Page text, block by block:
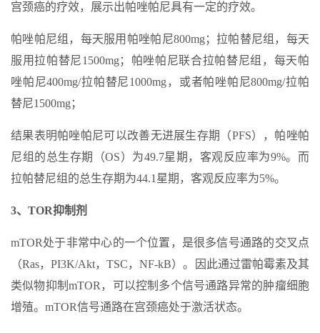
宫颈癌的疗效，展示出帕唑帕尼具有一定的疗效。
帕唑帕尼组，每天服用帕唑帕尼800mg；拉帕替尼组，每天
服用拉帕替尼1500mg；帕唑帕尼联合拉帕替尼组，每天帕
唑帕尼400mg/拉帕替尼1000mg，或者帕唑帕尼800mg/拉帕
替尼1500mg；
结果表明帕唑帕尼可以改善无进展生存期（PFS），帕唑帕
尼组的总生存期（OS）为49.7星期，客观反应率为9%。而
拉帕替尼组的总生存期为44.1星期，客观反应率为5%。
3、TOR抑制剂
mTOR处于非常中心的一个位置，是很多信号通路的交叉点
（Ras，PI3K/Akt，TSC，NF-kB）。因此通过雷帕霉素及其
类似物抑制mTOR，可以控制多个信号通路异常的肿瘤细胞
增殖。mTOR信号通路在宫颈癌处于激活状态。